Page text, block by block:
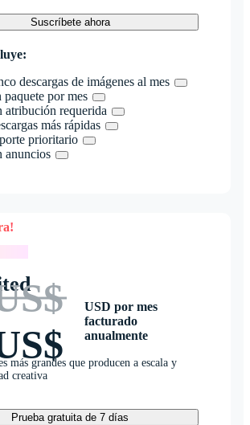
Suscríbete ahora
descargas de imágenes al mes
paquete por mes
atribución requerida
más rápidas
prioritario
anuncios
USD por mes
facturado
anualmente
más grandes que producen a escala y
creativa
Prueba gratuita de 7 días